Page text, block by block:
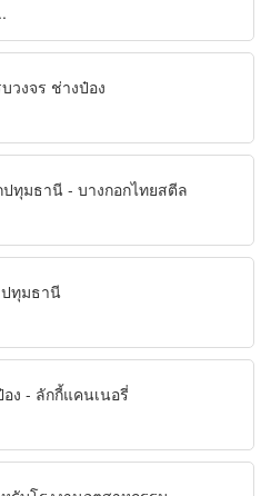
วงจร ช่างป๋อง
ทุมธานี - บางกอกไทยสตีล
ปทุมธานี
ง - ลักกี้แคนเนอรี่